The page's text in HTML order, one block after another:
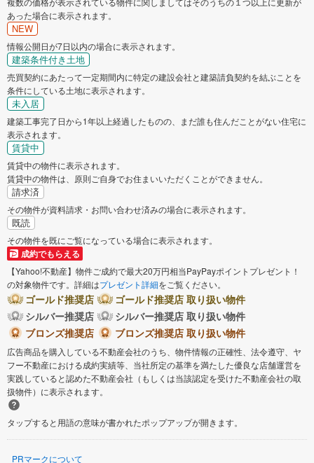
あった場合に表示されます。
NEW
情報公開日が7日以内の場合に表示されます。
建築条件付き土地
売買契約にあたって一定期間内に特定の建設会社と建築請負契約を結ぶことを
条件にしている土地に表示されます。
未入居
建築工事完了日から1年以上経過したものの、まだ誰も住んだことがない住宅に
表示されます。
賃貸中
賃貸中の物件に表示されます。
賃貸中の物件は、原則ご自身でお住まいいただくことができません。
請求済
その物件が資料請求・お問い合わせ済みの場合に表示されます。
既読
その物件を既にご覧になっている場合に表示されます。
成約でもらえる
【Yahoo!不動産】物件ご成約で最大20万円相当PayPayポイントプレゼント！
の対象物件です。詳細はプレゼント詳細をご覧ください。
ゴールド推奨店
ゴールド推奨店 取り扱い物件
シルバー推奨店
シルバー推奨店 取り扱い物件
ブロンズ推奨店
ブロンズ推奨店 取り扱い物件
広告商品を購入している不動産会社のうち、物件情報の正確性、法令遵守、ヤ
フー不動産における成約実績等、当社所定の基準を満たした優良な店舗運営を
実践していると認めた不動産会社（もしくは当該認定を受けた不動産会社の取
扱物件）に表示されます。
タップすると用語の意味が書かれたポップアップが開きます。
PRマークについて